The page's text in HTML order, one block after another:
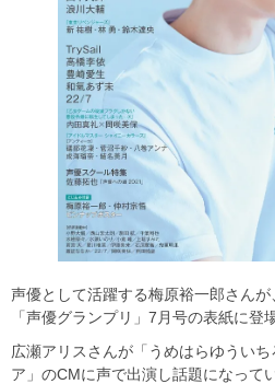
声優として活躍する梅原裕一郎さん
「声優グランプリ」7月号の表紙に登
広瀬アリスさんが「うめはらゆうい
ア」のCMに声で出演し話題になって